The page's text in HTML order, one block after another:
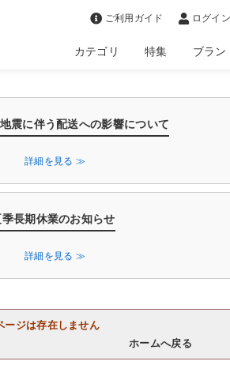
ご利用ガイド ログイ
カテゴリ 特集 ブラン
震に伴う配送への影響について
詳細を見る ≫
長期休業のお知らせ
詳細を見る ≫
ージは存在しません
ホームへ戻る